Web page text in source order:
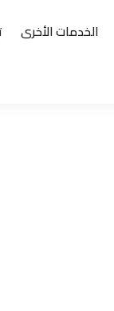
الخدمات الأخرى